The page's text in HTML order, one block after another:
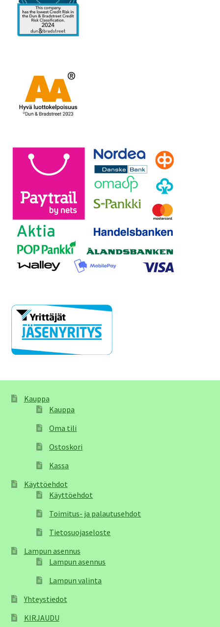
Kauppa
Kauppa
Oma tili
Ostoskori
Kassa
Käyttöehdot
Käyttöehdot
Toimitus- ja palautusehdot
Tietosuojaseloste
Lampun asennus
Lampun asennus
Lampun valinta
Yhteystiedot
KIRJAUDU